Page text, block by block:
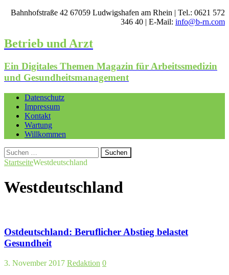
Bahnhofstraße 42 67059 Ludwigshafen am Rhein | Tel.: 0621 572
346 40 | E-Mail: info@b-rn.com
Betrieb und Arzt
Ein Digitales Themen Magazin für Arbeitssmedizin
und Gesundheitsmanagement
Datenschutz
Impressum
Kontakt
Wartung
Willkommen
Suchen
nach:
StartseiteWestdeutschland
Westdeutschland
Ostdeutschland: Beruflicher Abstieg belastet
Gesundheit
3. November 2017 Redaktion 0